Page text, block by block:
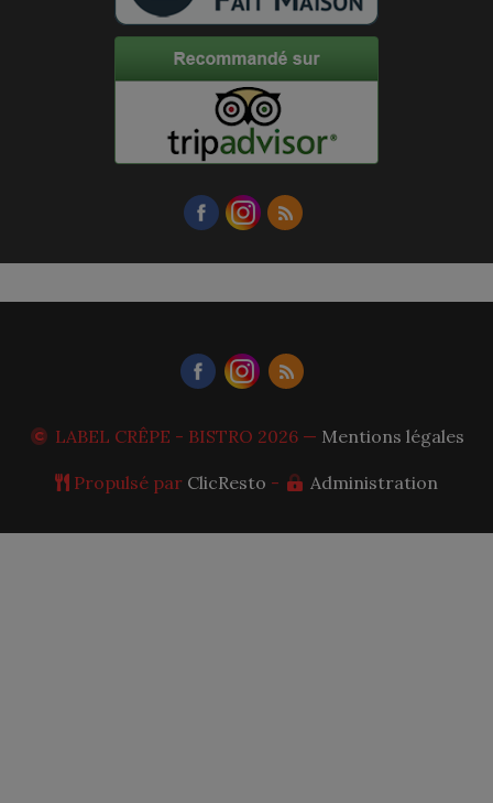
LABEL CRÊPE - BISTRO 2026 — Mentions légales
Propulsé par ClicResto - Administration